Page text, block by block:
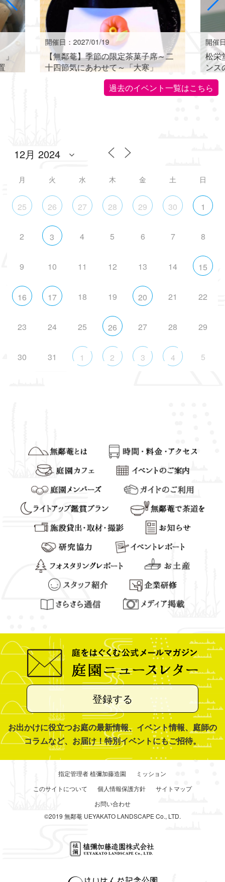
開催日：2027/01/19
【無鄰菴】季節の限定茶菓子席～二
十四節気にあわせて～「大寒」
開催
松栄
ンス
世界
過去のイベント一覧はこちら
月 火 水 木 金 土 日
25 26 27 28 29 30 1
2 3 4 5 6 7 8
9 10 11 12 13 14 15
16 17 18 19 20 21 22
23 24 25 26 27 28 29
30 31 1 2 3 4 5
登録する
お出かけに役立つお庭の最新情報、イベント情報、庭師の
コラムなど、お届け！特別イベントにもご招待。
指定管理者 植彌加藤造園
ミッション
このサイトについて
個人情報保護方針
サイトマップ
お問い合わせ
©2019 無鄰菴 UEYAKATO LANDSCAPE Co., LTD.